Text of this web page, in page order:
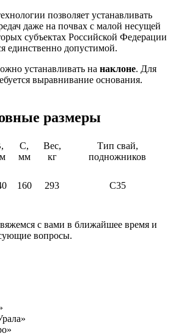
позволяет устанавливать
даже на почвах с малой несущей
субъектах Российской Федерации
единственно допустимой.
устанавливать на наклоне. Для
выравнивание основания.
размеры
C,
мм
Вес,
кг
Тип свай,
подножников
160 293 С35
с вами в ближайшее время и
вопросы.